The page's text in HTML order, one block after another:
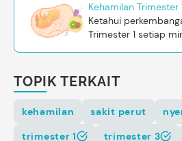
Kehamilan Trimester
Ketahui
Trimester 1 setiap
TOPIK TERKAIT
kehamilan sakit perut
trimester 1
trimester 3